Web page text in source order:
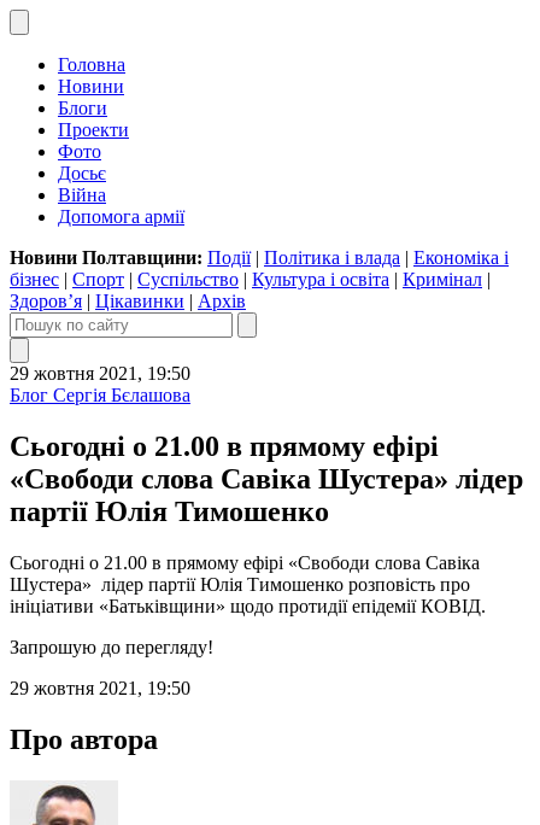
Головна
Новини
Блоги
Проекти
Фото
Досьє
Війна
Допомога армії
Новини Полтавщини: Події| Політика і влада | Економіка і
бізнес | Спорт | Суспільство | Культура і освіта | Кримінал |
Здоров’я | Цікавинки | Архів
29 жовтня 2021, 19:50
Блог Сергія Бєлашова
Сьогодні о 21.00 в прямому ефірі
«Свободи слова Савіка Шустера» лідер
партії Юлія Тимошенко
Сьогодні о 21.00 в прямому ефірі «Свободи слова Савіка
Шустера» лідер партії Юлія Тимошенко розповість про
ініціативи «Батьківщини» щодо протидії епідемії КОВІД.
Запрошую до перегляду!
29 жовтня 2021, 19:50
Про автора